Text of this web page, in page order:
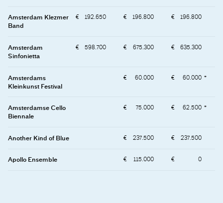
Amsterdam Klezmer
Band
192.650 196.800 196.800
Amsterdam
Sinfonietta
598.700 675.300 635.300
Amsterdams
Kleinkunst Festival
60.000 60.000
Amsterdamse Cello
Biennale
75.000 62.500
Another Kind of Blue 237.500 237.500
Apollo Ensemble 115.000 0